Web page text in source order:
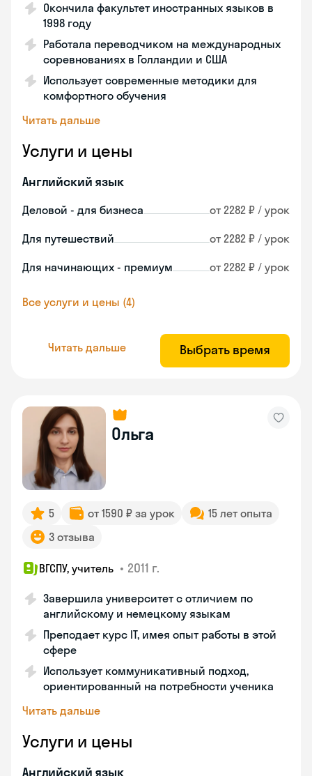
Окончила факультет иностранных языков в
1998 году
Работала переводчиком на международных
соревнованиях в Голландии и США
Использует современные методики для
комфортного обучения
Читать дальше
Услуги и цены
Английский язык
Деловой - для бизнеса от 2282 ₽ / урок
Для путешествий от 2282 ₽ / урок
Для начинающих - премиум от 2282 ₽ / урок
Все услуги и цены (4)
Читать дальше Выбрать время
Ольга
5 от 1590 ₽ за урок
15 лет опыта
3 отзыва
ВГСПУ, учитель • 2011 г.
Завершила университет с отличием по
английскому и немецкому языкам
Преподает курс IT, имея опыт работы в этой
сфере
Использует коммуникативный подход,
ориентированный на потребности ученика
Читать дальше
Услуги и цены
Английский язык